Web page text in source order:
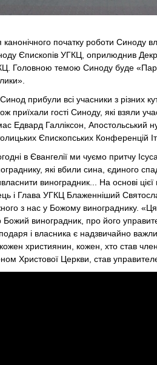
канонічного початку роботи Синоду
Єпископів УГКЦ, оприлюднив
Головною темою Синоду буде
прибули всі учасники з різних
приїхали гості Синоду, які взяли
Едвард Галліксон, Апостольський
Єпископських Конференцій
в Євангелії ми чуємо притчу
які вбили сина, єдиного
виноградник... На основі цієї
і Глава УГКЦ Блаженніший
з нас у Божому винограднику.
Божий виноградник, про його
і власника є надзвичайно
християнин, кожен, хто став
Христової Церкви, став